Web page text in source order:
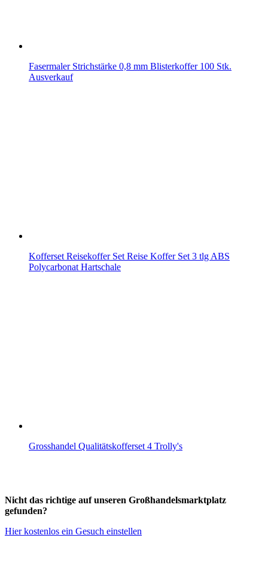
Fasermaler Strichstärke 0,8 mm Blisterkoffer 100 Stk.
Ausverkauf
Kofferset Reisekoffer Set Reise Koffer Set 3 tlg ABS
Polycarbonat Hartschale
Grosshandel Qualitätskofferset 4 Trolly's
Nicht das richtige auf unseren Großhandelsmarktplatz
gefunden?
Hier kostenlos ein Gesuch einstellen